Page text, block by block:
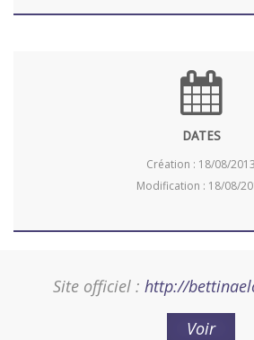
DATES
Création : 18/08/2013
Modification : 18/08/
Site officiel : http://
Voir